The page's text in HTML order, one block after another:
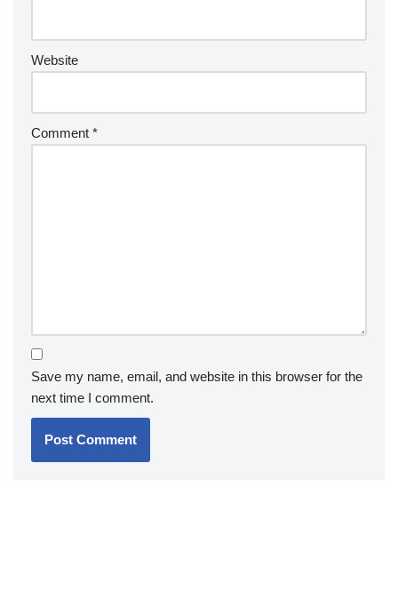
Website
Comment *
Save my name, email, and website in this browser for the
next time I comment.